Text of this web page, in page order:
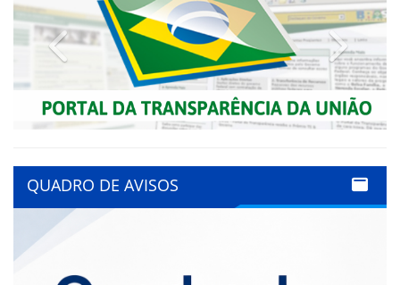
Previous Next
QUADRO DE AVISOS